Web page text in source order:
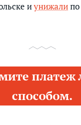
иунижали
способом.